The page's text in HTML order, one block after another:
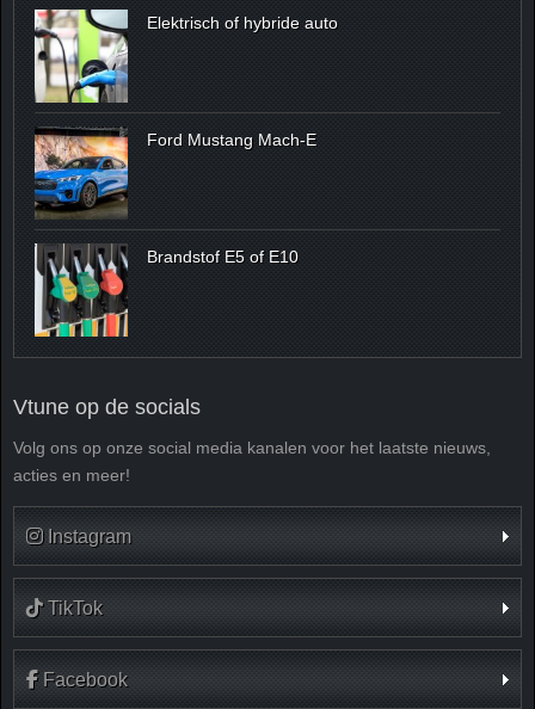
Elektrisch of hybride auto
Ford Mustang Mach-E
Brandstof E5 of E10
Vtune op de socials
Volg ons op onze social media kanalen voor het laatste nieuws,
acties en meer!
Instagram
TikTok
Facebook